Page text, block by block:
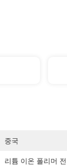
중국
리튬 이온 폴리머 전